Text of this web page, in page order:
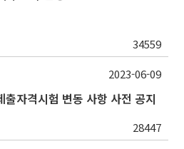
34559
자격시험 변동 사항 사전 공지
28447
2023-06-09